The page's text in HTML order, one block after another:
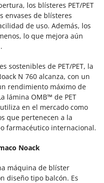
los blísteres PET/PET
envases de blísteres
de uso. Además, los
lo que mejora aún
sostenibles de PET/PET, la
N 760 alcanza, con un
rendimiento máximo de
lámina OMB™ de PET
en el mercado como
que pertenecen a la
farmacéutico internacional.
Noack
máquina de blíster
diseño tipo balcón. Es